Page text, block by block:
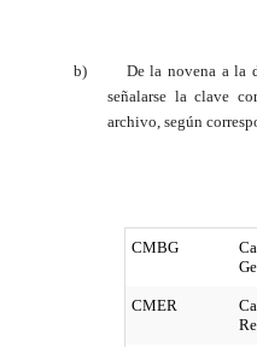
b)
De la novena a la
señalarse la clave
archivo, según
CMBG
CMER